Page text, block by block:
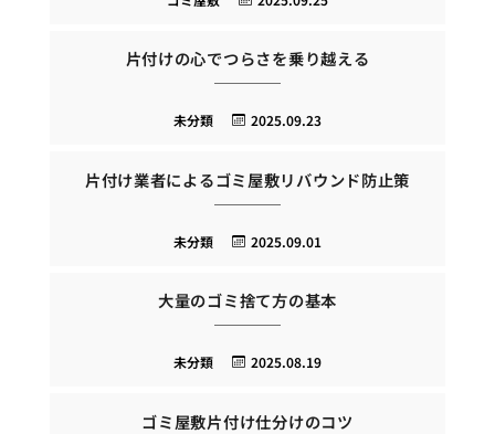
片付けの心でつらさを乗り越える
2025.09.23
未分類
片付け業者によるゴミ屋敷リバウンド防止策
2025.09.01
未分類
大量のゴミ捨て方の基本
2025.08.19
未分類
ゴミ屋敷片付け仕分けのコツ